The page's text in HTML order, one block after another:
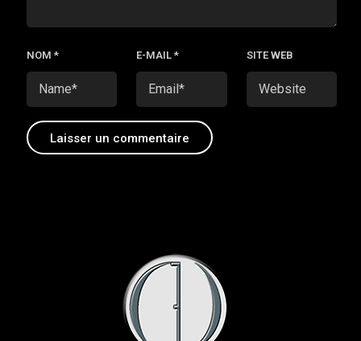
NOM * E-MAIL* SITE WEB